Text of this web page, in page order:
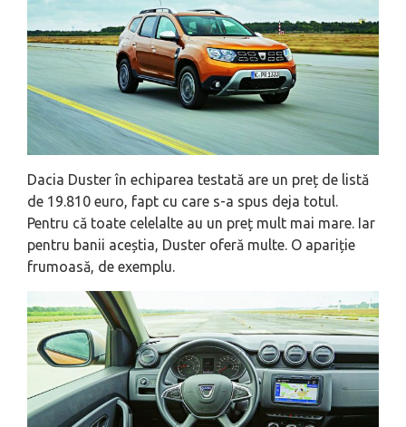
Dacia Duster în echiparea testată are un preț de listă
de 19.810 euro, fapt cu care s-a spus deja totul.
Pentru că toate celelalte au un preț mult mai mare. Iar
pentru banii aceștia, Duster oferă multe. O apariție
frumoasă, de exemplu.